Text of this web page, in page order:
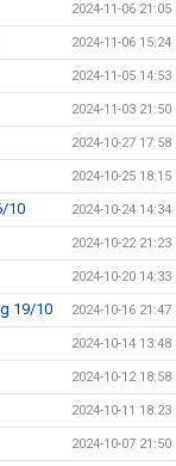
2024-11-06 21:05
2024-11-06 15:24
2024-11-05 14:53
2024-11-03 21:50
2024-10-27 17:58
2024-10-25 18:15
10 2024-10-24 14:34
2024-10-22 21:23
2024-10-20 14:33
19/10 2024-10-16 21:47
2024-10-14 13:48
2024-10-12 18:58
2024-10-11 18:23
2024-10-07 21:50